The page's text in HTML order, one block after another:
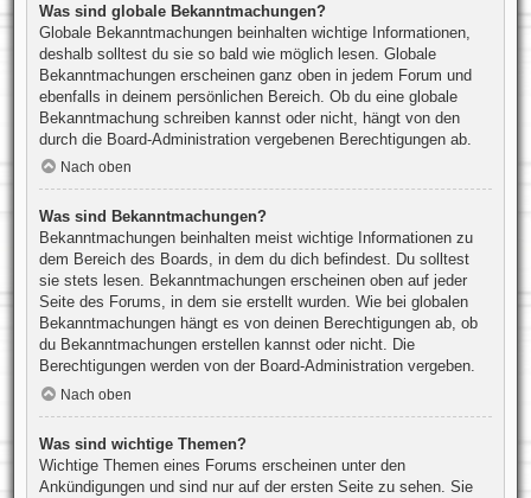
Was sind globale Bekanntmachungen?
Globale Bekanntmachungen beinhalten wichtige Informationen,
deshalb solltest du sie so bald wie möglich lesen. Globale
Bekanntmachungen erscheinen ganz oben in jedem Forum und
ebenfalls in deinem persönlichen Bereich. Ob du eine globale
Bekanntmachung schreiben kannst oder nicht, hängt von den
durch die Board-Administration vergebenen Berechtigungen ab.
Nach oben
Was sind Bekanntmachungen?
Bekanntmachungen beinhalten meist wichtige Informationen zu
dem Bereich des Boards, in dem du dich befindest. Du solltest
sie stets lesen. Bekanntmachungen erscheinen oben auf jeder
Seite des Forums, in dem sie erstellt wurden. Wie bei globalen
Bekanntmachungen hängt es von deinen Berechtigungen ab, ob
du Bekanntmachungen erstellen kannst oder nicht. Die
Berechtigungen werden von der Board-Administration vergeben.
Nach oben
Was sind wichtige Themen?
Wichtige Themen eines Forums erscheinen unter den
Ankündigungen und sind nur auf der ersten Seite zu sehen. Sie